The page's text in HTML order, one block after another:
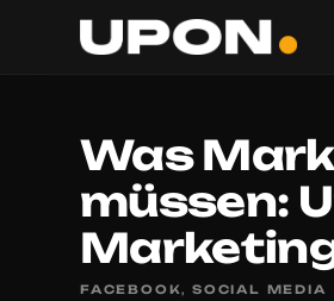
Was
müssen:
FACEBOOK ,SOCIAL MEDIA